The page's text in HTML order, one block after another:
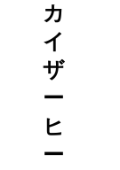
カ
イ
ザ
ー
ヒ
ー